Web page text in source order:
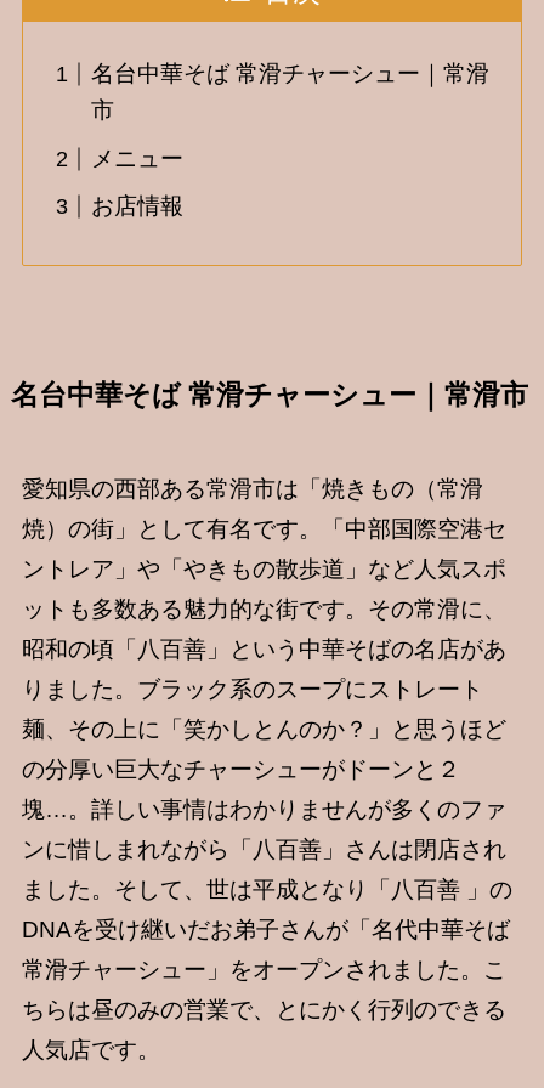
名台中華そば 常滑チャーシュー｜常滑
市
メニュー
お店情報
名台中華そば 常滑チャーシュー｜常滑市
愛知県の西部ある常滑市は「焼きもの（常滑
焼）の街」として有名です。「中部国際空港セ
ントレア」や「やきもの散歩道」など人気スポ
ットも多数ある魅力的な街です。その常滑に、
昭和の頃「八百善」という中華そばの名店があ
りました。ブラック系のスープにストレート
麺、その上に「笑かしとんのか？」と思うほど
の分厚い巨大なチャーシューがドーンと２
塊…。詳しい事情はわかりませんが多くのファ
ンに惜しまれながら「八百善」さんは閉店され
ました。そして、世は平成となり「八百善 」の
DNAを受け継いだお弟子さんが「名代中華そば
常滑チャーシュー」をオープンされました。こ
ちらは昼のみの営業で、とにかく行列のできる
人気店です。